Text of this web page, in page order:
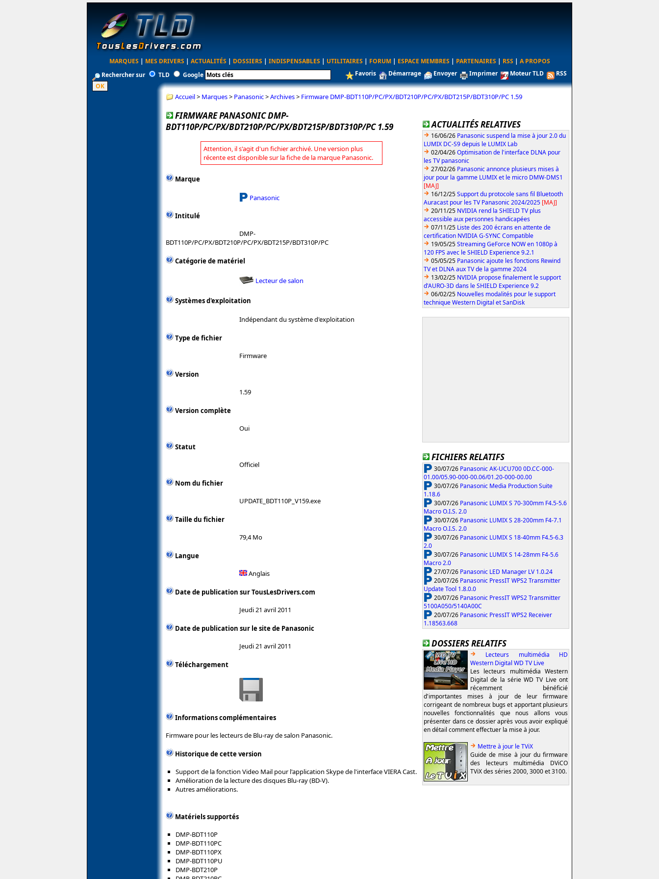
MARQUES | MES DRIVERS | ACTUALITÉS | DOSSIERS | INDISPENSABLES | UTILITAIRES | FORUM | ESPACE MEMBRES | PARTENAIRES | RSS | A PROPOS
Rechercher sur
TLD Google Favoris Démarrage Envoyer Imprimer Moteur TLD RSS
Accueil> Marques> Panasonic>Archives> Firmware DMP-BDT110P/PC/PX/BDT210P/PC/PX/BDT215P/BDT310P/PC 1.59
FIRMWARE PANASONIC DMP-
BDT110P/PC/PX/BDT210P/PC/PX/BDT215P/BDT310P/PC 1.59
Attention, il s'agit d'un fichier archivé. Une version plus
récente est disponible sur la fiche de la marque Panasonic.
Marque
Panasonic
Intitulé
DMP-
BDT110P/PC/PX/BDT210P/PC/PX/BDT215P/BDT310P/PC
Catégorie de matériel
Lecteur de salon
Systèmes d'exploitation
Indépendant du système d'exploitation
Type de fichier
Firmware
Version
1.59
Version complète
Oui
Statut
Officiel
Nom du fichier
UPDATE_BDT110P_V159.exe
Taille du fichier
79,4 Mo
Langue
Anglais
Date de publication sur TousLesDrivers.com
Jeudi 21 avril 2011
Date de publication sur le site de Panasonic
Jeudi 21 avril 2011
Téléchargement
Informations complémentaires
Firmware pour les lecteurs de Blu-ray de salon Panasonic.
Historique de cette version
Support de la fonction Video Mail pour l'application Skype de l'interface VIERA Cast.
Amélioration de la lecture des disques Blu-ray (BD-V).
Autres améliorations.
Matériels supportés
DMP-BDT110P
DMP-BDT110PC
DMP-BDT110PX
DMP-BDT110PU
DMP-BDT210P
ACTUALITÉS RELATIVES
16/06/26 Panasonic suspend la mise à jour 2.0 du
LUMIX DC-S9 depuis le LUMIX Lab
02/04/26Optimisation de l'interface DLNA pour
les TV panasonic
27/02/26 Panasonic annonce plusieurs mises à
jour pour la gamme LUMIX et le micro DMW-DMS1
[MAJ]
16/12/25Support du protocole sans fil Bluetooth
Auracast pour les TV Panasonic 2024/2025 [MAJ]
20/11/25 NVIDIA rend la SHIELD TV plus
accessible aux personnes handicapées
07/11/25 Liste des 200 écrans en attente de
certification NVIDIA G-SYNC Compatible
19/05/25Streaming GeForce NOW en 1080p à
120 FPS avec le SHIELD Experience 9.2.1
05/05/25 Panasonic ajoute les fonctions Rewind
TV et DLNA aux TV de la gamme 2024
13/02/25 NVIDIA propose finalement le support
d'AURO-3D dans le SHIELD Experience 9.2
06/02/25 Nouvelles modalités pour le support
technique Western Digital et SanDisk
FICHIERS RELATIFS
30/07/26 Panasonic AK-UCU700 0D.CC-000-
01.00/05.90-000-00.06/01.20-000-00.00
30/07/26 Panasonic Media Production Suite
1.18.6
30/07/26 Panasonic LUMIX S 70-300mm F4.5-5.6
Macro O.I.S. 2.0
30/07/26 Panasonic LUMIX S 28-200mm F4-7.1
Macro O.I.S. 2.0
30/07/26 Panasonic LUMIX S 18-40mm F4.5-6.3
2.0
30/07/26 Panasonic LUMIX S 14-28mm F4-5.6
Macro 2.0
27/07/26 Panasonic LED Manager LV 1.0.24
20/07/26 Panasonic PressIT WPS2 Transmitter
Update Tool 1.8.0.0
20/07/26 Panasonic PressIT WPS2 Transmitter
5100A050/5140A00C
20/07/26 Panasonic PressIT WPS2 Receiver
1.18563.668
DOSSIERS RELATIFS
Lecteurs multimédia HD
Western Digital WD TV Live
Les lecteurs multimédia Western
Digital de la série WD TV Live ont
récemment bénéficié
d'importantes mises à jour de leur firmware
corrigeant de nombreux bugs et apportant plusieurs
nouvelles fonctionnalités que nous allons vous
présenter dans ce dossier après vous avoir expliqué
en détail comment effectuer la mise à jour.
Mettre à jour le TViX
Guide de mise à jour du firmware
des lecteurs multimédia DViCO
TViX des séries 2000, 3000 et 3100.